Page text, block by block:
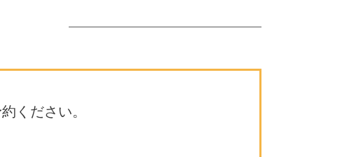
ください。